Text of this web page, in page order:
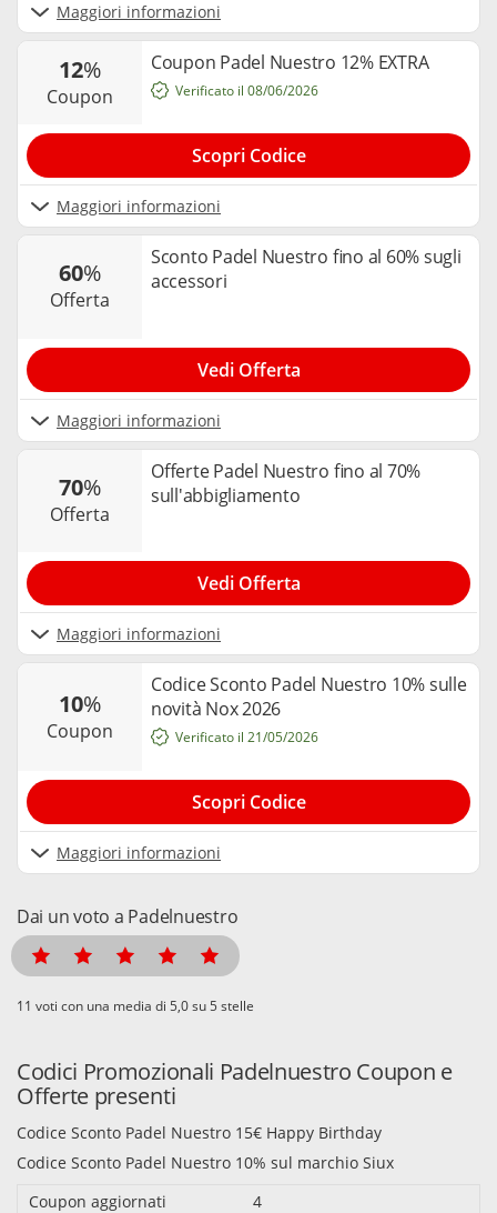
Maggiori informazioni
12%
coupon
Coupon Padel Nuestro 12% EXTRA
Maggiori informazioni
Verificato il 08/06/2026
Scopri Codice
60%
offerta
Sconto Padel Nuestro fino al 60% sugli
accessori
Maggiori informazioni
Vedi Offerta
70%
offerta
Offerte Padel Nuestro fino al 70%
sull'abbigliamento
Maggiori informazioni
Vedi Offerta
10%
coupon
Codice Sconto Padel Nuestro 10% sulle
novità Nox 2026
Maggiori informazioni
Verificato il 21/05/2026
Scopri Codice
Dai un voto a Padelnuestro
voti con una media di su 5 stelle
Codici Promozionali Padelnuestro Coupon e
Offerte presenti
Codice Sconto Padel Nuestro 15€ Happy Birthday
Codice Sconto Padel Nuestro 10% sul marchio Siux
Coupon aggiornati
4